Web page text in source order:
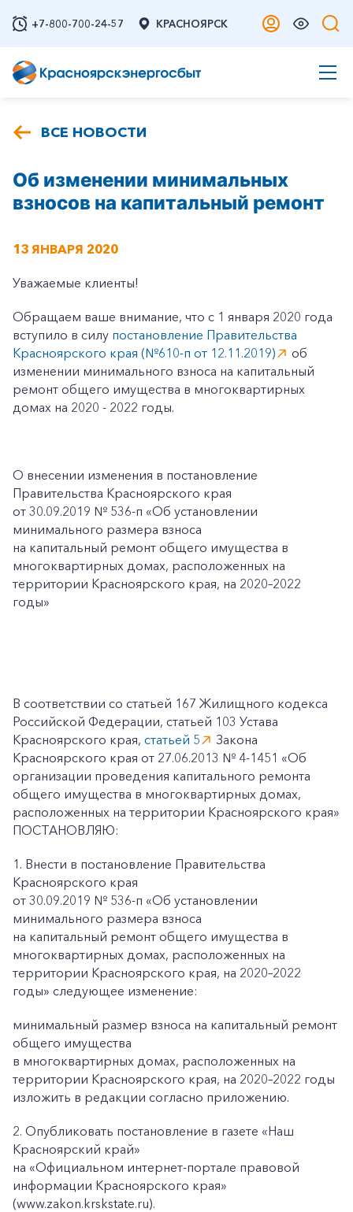
+7-800-700-24-57 КРАСНОЯРСК
ВСЕ НОВОСТИ
Об изменении минимальных
взносов на капитальный ремонт
13 ЯНВАРЯ 2020
Уважаемые клиенты!
Обращаем ваше внимание, что с 1 января 2020 года
вступило в силу постановление Правительства
Красноярского края (№610-п от 12.11.2019)
об
изменении минимального взноса на капитальный
ремонт общего имущества в многоквартирных
домах на 2020 - 2022 годы.
О внесении изменения в постановление
Правительства Красноярского края
от 30.09.2019 № 536-п «Об установлении
минимального размера взноса
на капитальный ремонт общего имущества в
многоквартирных домах, расположенных на
территории Красноярского края, на 2020–2022
годы»
В соответствии со статьей 167 Жилищного кодекса
Российской Федерации, статьей 103 Устава
Красноярского края, статьей 5
Закона
Красноярского края от 27.06.2013 № 4-1451 «Об
организации проведения капитального ремонта
общего имущества в многоквартирных домах,
расположенных на территории Красноярского края»
ПОСТАНОВЛЯЮ:
1. Внести в постановление Правительства
Красноярского края
от 30.09.2019 № 536-п «Об установлении
минимального размера взноса
на капитальный ремонт общего имущества в
многоквартирных домах, расположенных на
территории Красноярского края, на 2020–2022
годы» следующее изменение:
минимальный размер взноса на капитальный ремонт
общего имущества
в многоквартирных домах, расположенных на
территории Красноярского края, на 2020–2022 годы
изложить в редакции согласно приложению.
2. Опубликовать постановление в газете «Наш
Красноярский край»
на «Официальном интернет-портале правовой
информации Красноярского края»
(www.zakon.krskstate.ru).